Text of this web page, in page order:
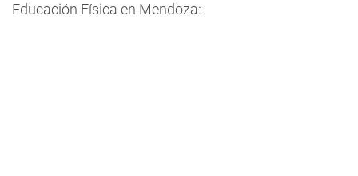
Educación Física en Mendoza: